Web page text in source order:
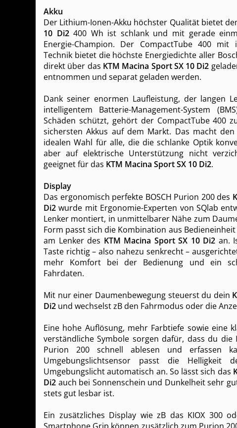
Akku
Der Lithium-Ionen-Akku höchster Qualität bietet
10 Di2400 Wh ist schlank und mit gerade
Energie-Champion. Der CompactTube 400 mit
Technik bietet die höchste Energiedichte aller
direkt über das KTM Macina Sport SX 10 Di2
entnommen und separat geladen werden.
Dank seiner enormen Laufleistung, der langen
intelligentem Batterie-Management-System
Schäden schützt, gehört der CompactTube 400
sichersten Akkus auf dem Markt. Das macht
idealen Wahl für alle, die die schlanke Optik
aber auf elektrische Unterstützung nicht
geeignet für das KTM Macina Sport SX 10 Di2.
Display
Das ergonomisch perfekte BOSCH Purion 200 des
Di2 wurde mit Ergonomie-Experten von SQlab
Lenker montiert, in unmittelbarer Nähe zum
Form passt sich die Kombination aus
am Lenker des KTM Macina Sport SX 10 Di2 an.
Taste richtig – also nahezu senkrecht –
mehr Komfort bei der Bedienung und ein
Fahrdaten.
Mit nur einer Daumenbewegung steuerst du dein
Di2 und wechselst zB den Fahrmodus oder die
Eine hohe Auflösung, mehr Farbtiefe sowie eine
verständliche Symbole sorgen dafür, dass du
Purion 200 schnell ablesen und erfassen
Umgebungslichtsensor passt die Helligkeit
Umgebungslicht automatisch an. So lässt sich das
Di2 auch bei Sonnenschein und Dunkelheit sehr
stets gut lesbar ist.
Ein zusätzliches Display wie zB das KIOX 300